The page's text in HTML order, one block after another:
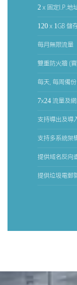
2 x 固定I.P.地
120 x 1GB 儲
每月無限流量
雙重防火牆 (
每天, 每周備
7x24 流量及
支持導出及導
支持多系統架
提供域名反向
提供垃圾電郵